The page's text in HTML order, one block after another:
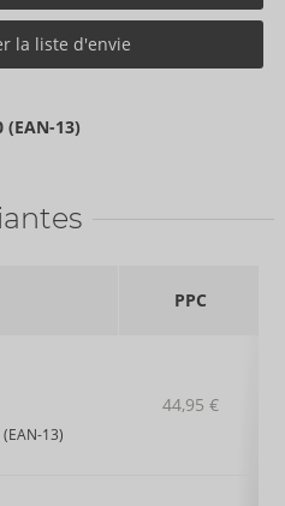
la liste d'envie
(EAN-13)
PPC
13)
44,95 €